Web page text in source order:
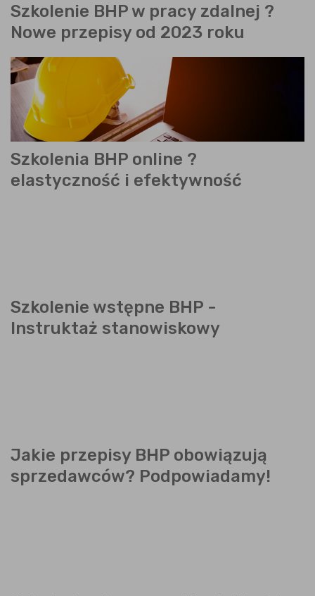
Szkolenie BHP w pracy zdalnej ?
Nowe przepisy od 2023 roku
Szkolenia BHP online ?
elastyczność i efektywność
Szkolenie wstępne BHP -
Instruktaż stanowiskowy
Jakie przepisy BHP obowiązują
sprzedawców? Podpowiadamy!